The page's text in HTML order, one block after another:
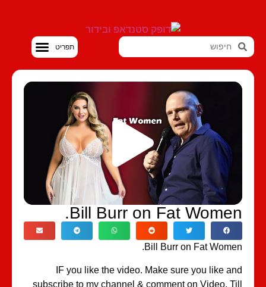
Bill Burr on Fat
Bill Burr on Fat
IF you like the video. Make sure you like
subscribe to my channel & comment on Video.